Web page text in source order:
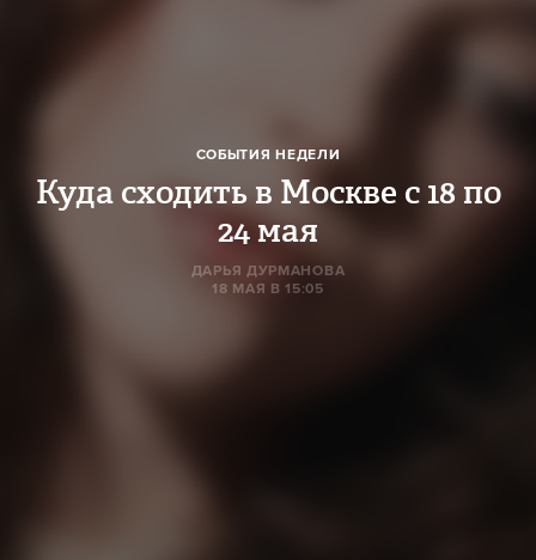
СОБЫТИЯ НЕДЕЛИ
Куда сходить в Москве с 18 по
24 мая
ДАРЬЯ ДУРМАНОВА
18 МАЯ В 15:05